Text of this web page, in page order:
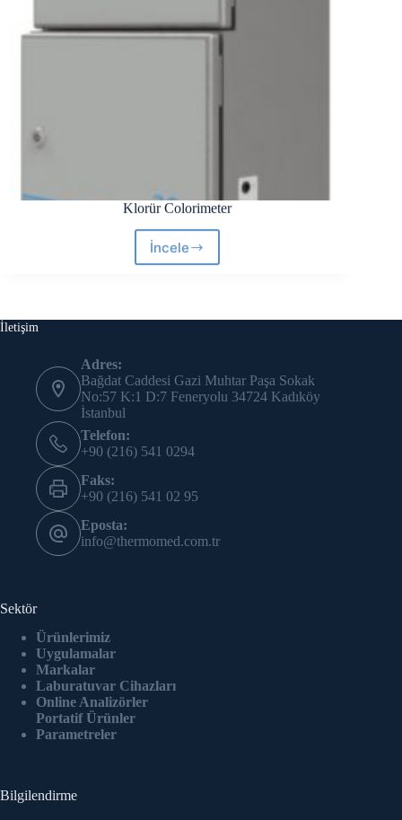
Klorür Colorimeter
İnceleKlorür
Colorimeter
İletişim
Adres:
Bağdat Caddesi Gazi Muhtar Paşa Sokak
No:57 K:1 D:7 Feneryolu 34724 Kadıköy
İstanbul
Telefon:
+90 (216) 541 0294
Faks:
+90 (216) 541 02 95
Eposta:
info@thermomed.com.tr
Sektör
Ürünlerimiz
Uygulamalar
Markalar
Laburatuvar Cihazları
Online Analizörler
Portatif Ürünler
Parametreler
Bilgilendirme